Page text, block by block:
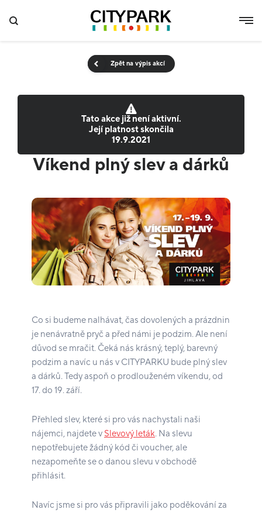
Zpět na výpis akcí
Tato akce již není aktivní.
Její platnost skončila
19.9.2021
Víkend plný slev a dárků
Co si budeme nalhávat, čas dovolených a prázdnin
je nenávratně pryč a před námi je podzim. Ale není
důvod se mračit. Čeká nás krásný, teplý, barevný
podzim a navíc u nás v CITYPARKU bude plný slev
a dárků. Tedy aspoň o prodlouženém víkendu, od
17. do 19. září.
Přehled slev, které si pro vás nachystali naši
nájemci, najdete v Slevový leták. Na slevu
nepotřebujete žádný kód či voucher, ale
nezapomeňte se o danou slevu v obchodě
přihlásit.
Navíc jsme si pro vás připravili jako poděkování za